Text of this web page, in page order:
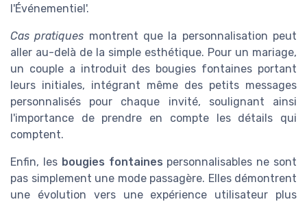
l'Événementiel'.
Cas pratiques montrent que la personnalisation peut
aller au-delà de la simple esthétique. Pour un mariage,
un couple a introduit des bougies fontaines portant
leurs initiales, intégrant même des petits messages
personnalisés pour chaque invité, soulignant ainsi
l'importance de prendre en compte les détails qui
comptent.
Enfin, les bougies fontaines personnalisables ne sont
pas simplement une mode passagère. Elles démontrent
une évolution vers une expérience utilisateur plus